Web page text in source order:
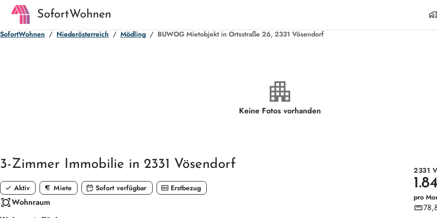
SofortWohnen home_work
SofortWohnen Niederösterreich Mödling BUWOG Mietobjekt in Ortsstraße 26, 2331 Vösendorf
apartment
Keine Fotos vorhanden
3-Zimmer Immobilie in 2331 Vösendorf
check Aktiv format_paragraph Miete calendar_check Sofort verfügbar fiber_new Erstbezug
all_outWohnraum
2331
pro
straighten